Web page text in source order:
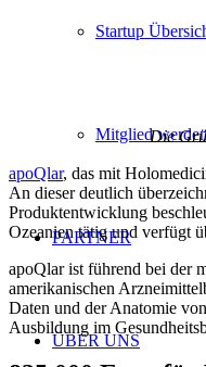
Startup
Mitglied werden
PARTNER
ÜBER UNS
Die
apoQlar, das mit
An dieser deutlich
Produktentwicklung
Ozeanien tätig und verfügt
apoQlar ist führend bei der
amerikanischen
Daten und der Anatomie
Ausbildung im